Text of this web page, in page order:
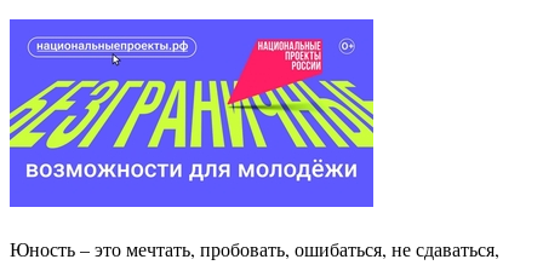
Юность – это мечтать, пробовать, ошибаться, не сдаваться,